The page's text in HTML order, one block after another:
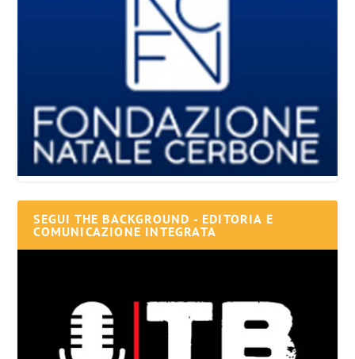
SEGUI THE BACKGROUND - EDITORIA E
COMUNICAZIONE INTEGRATA